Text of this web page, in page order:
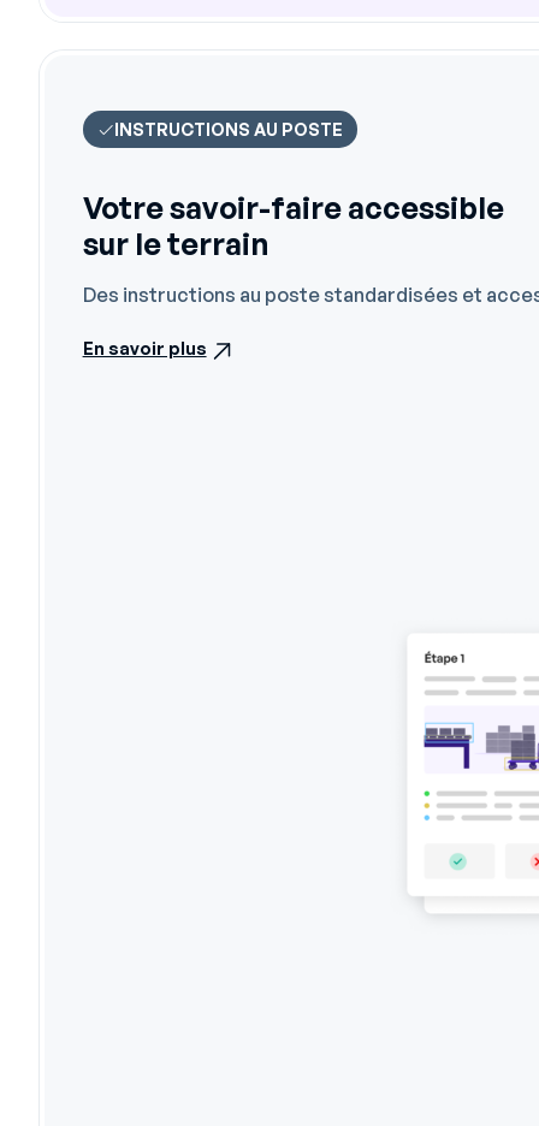
INSTRUCTIONS AU POSTE
Votre savoir-faire accessible
sur le terrain
Des instructions au poste standardisées et
En savoir plus